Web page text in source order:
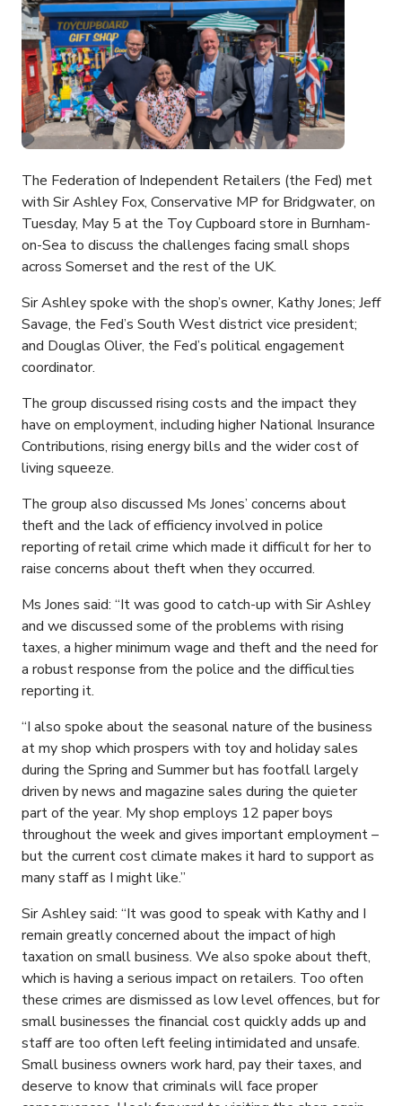
The Federation of Independent Retailers (the Fed) met
with Sir Ashley Fox, Conservative MP for Bridgwater, on
Tuesday, May 5 at the Toy Cupboard store in Burnham-
on-Sea to discuss the challenges facing small shops
across Somerset and the rest of the UK.
Sir Ashley spoke with the shop’s owner, Kathy Jones; Jeff
Savage, the Fed’s South West district vice president;
and Douglas Oliver, the Fed’s political engagement
coordinator.
The group discussed rising costs and the impact they
have on employment, including higher National Insurance
Contributions, rising energy bills and the wider cost of
living squeeze.
The group also discussed Ms Jones’ concerns about
theft and the lack of efficiency involved in police
reporting of retail crime which made it difficult for her to
raise concerns about theft when they occurred.
Ms Jones said: “It was good to catch-up with Sir Ashley
and we discussed some of the problems with rising
taxes, a higher minimum wage and theft and the need for
a robust response from the police and the difficulties
reporting it.
“I also spoke about the seasonal nature of the business
at my shop which prospers with toy and holiday sales
during the Spring and Summer but has footfall largely
driven by news and magazine sales during the quieter
part of the year. My shop employs 12 paper boys
throughout the week and gives important employment –
but the current cost climate makes it hard to support as
many staff as I might like.”
Sir Ashley said: “It was good to speak with Kathy and I
remain greatly concerned about the impact of high
taxation on small business. We also spoke about theft,
which is having a serious impact on retailers. Too often
these crimes are dismissed as low level offences, but for
small businesses the financial cost quickly adds up and
staff are too often left feeling intimidated and unsafe.
Small business owners work hard, pay their taxes, and
deserve to know that criminals will face proper